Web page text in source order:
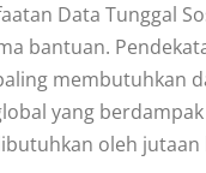
Data Tunggal
bantuan.
membutuhkan
yang
oleh